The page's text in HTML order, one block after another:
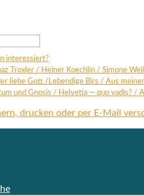
inter­es­siert?
Trox­ler / Hei­ner Koech­lin / Simo­ne Weil
lie­be Gott /Leben­di­ge Birs / Aus
und Gno­sis / Hel­ve­tia — quo vadis? /
drucken oder per E-Mail